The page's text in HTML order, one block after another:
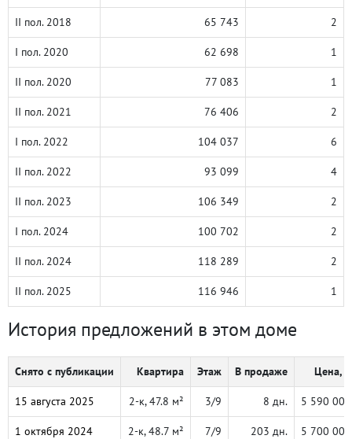
II пол. 2018 65 743 2
I пол. 2020 62 698 1
II пол. 2020 77 083 1
II пол. 2021 76 406 2
I пол. 2022 104 037 6
II пол. 2022 93 099 4
II пол. 2023 106 349 2
I пол. 2024 100 702 2
II пол. 2024 118 289 2
II пол. 2025 116 946 1
История предложений в этом доме
Снято с публикации Квартира Этаж В продаже Цена, ₽
15 августа 2025 2-к, 47.8 м² 3/9 8 дн. 5 590 000
1 октября 2024 2-к, 48.7 м² 7/9 203 дн. 5 700 000